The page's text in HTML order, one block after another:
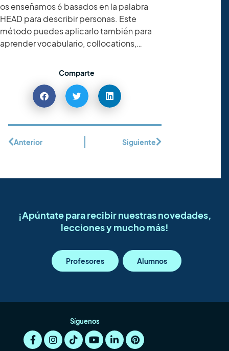
os enseñamos 6 basados en la palabra
HEAD para describir personas. Este
método puedes aplicarlo también para
aprender vocabulario, collocations,…
Comparte
Anterior Siguiente
¡Apúntate para recibir nuestras novedades,
lecciones y mucho más!
Profesores Alumnos
Síguenos